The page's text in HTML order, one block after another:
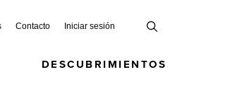
Contacto Iniciar sesión
DESCUBRIMIENTOS